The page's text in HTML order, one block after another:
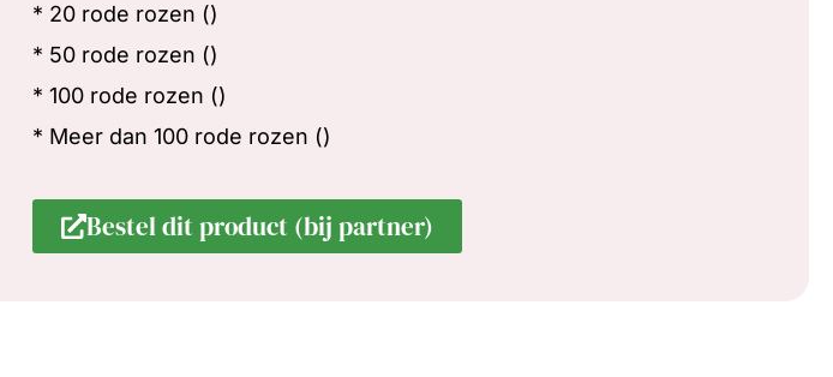
* 20 rode rozen ()
* 50 rode rozen ()
* 100 rode rozen ()
* Meer dan 100 rode rozen ()
Bestel dit product (bij partner)